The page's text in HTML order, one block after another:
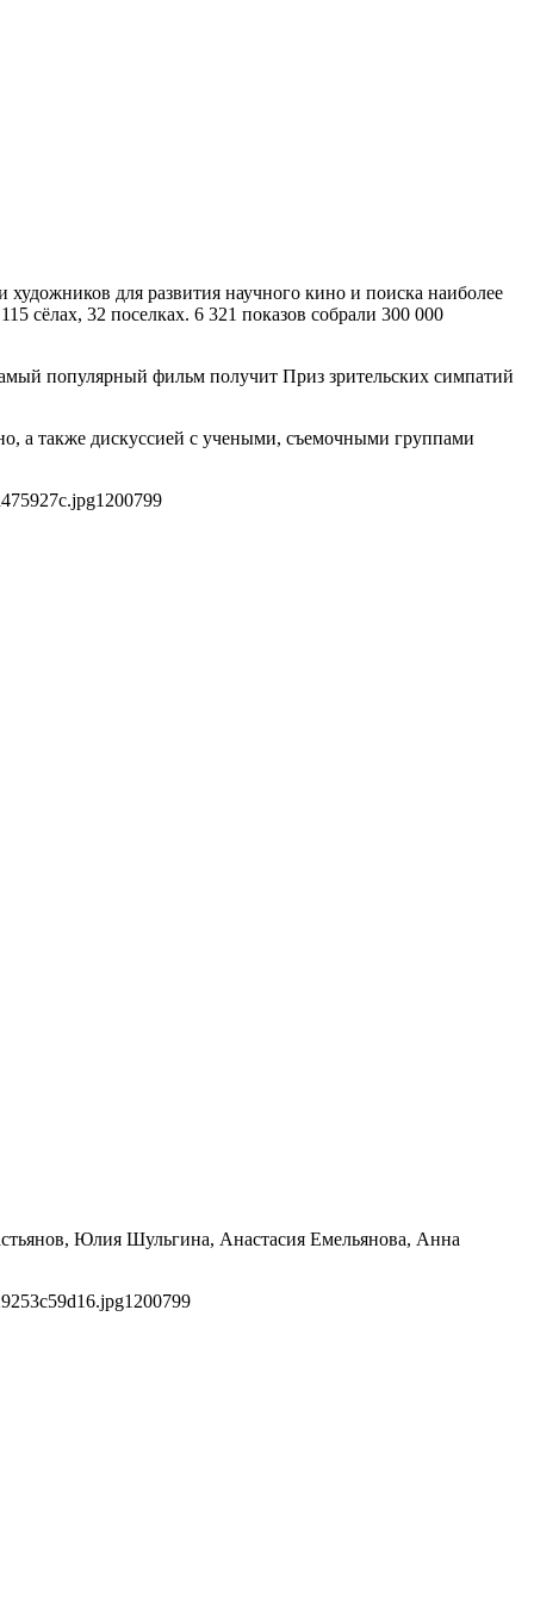
для развития научного кино и поиска наиболее
сёлах, 32 поселках. 6 321 показов собрали 300 000
популярный фильм получит Приз зрительских симпатий
а также дискуссией с учеными, съемочными группами
1200799
Юлия Шульгина, Анастасия Емельянова, Анна
1200799